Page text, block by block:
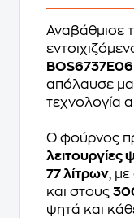
Αναβάθμισε
απόλαυσε
τεχνολογία
Ο φούρνος
λειτουργίες
77 λίτρων,
και στους
ψητά και